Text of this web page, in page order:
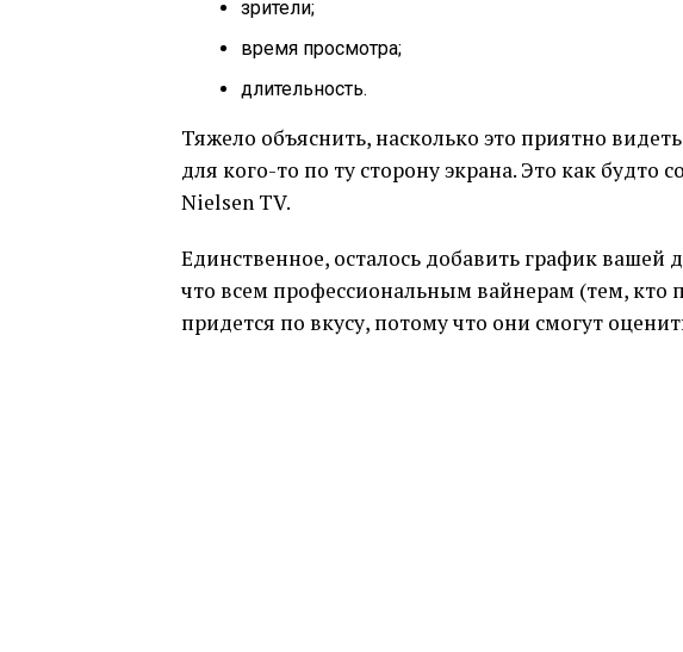
зрители;
время просмотра;
длительность.
Тяжело объяснить, насколько это приятно
для кого-то по ту сторону экрана. Это как будто
Nielsen TV.
Единственное, осталось добавить график вашей
что всем профессиональным вайнерам (тем, кто
придется по вкусу, потому что они смогут